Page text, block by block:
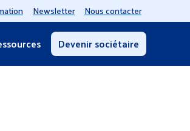
Newsletter Nous contacter
Devenir sociétaire